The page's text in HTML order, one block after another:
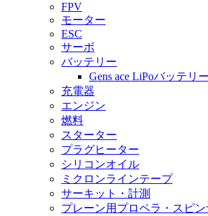
FPV
モーター
ESC
サーボ
バッテリー
Gens ace LiPoバッテリー
充電器
エンジン
燃料
スターター
プラグヒーター
シリコンオイル
ミクロンラインテープ
サーキット・計測
プレーン用プロペラ・スピン